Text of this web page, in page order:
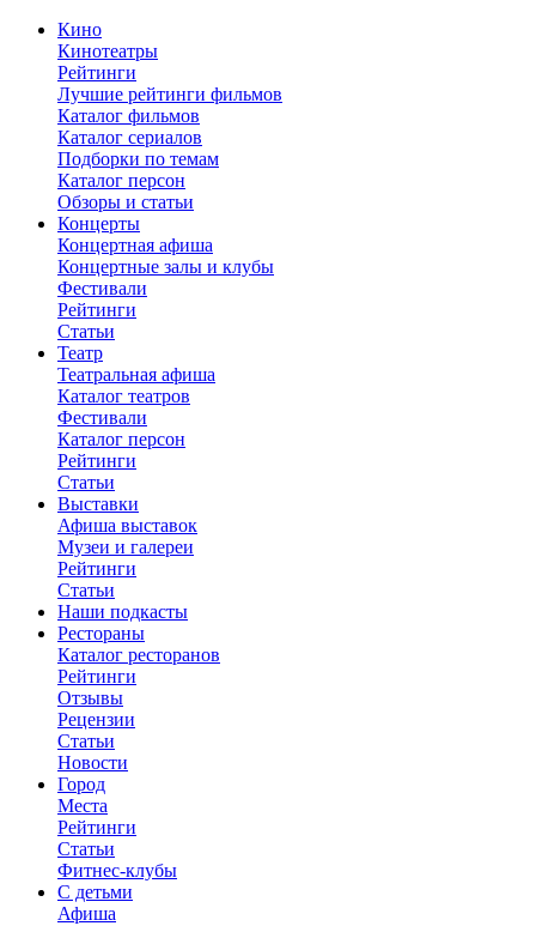
Кино
Кинотеатры
Рейтинги
Лучшие рейтинги фильмов
Каталог фильмов
Каталог сериалов
Подборки по темам
Каталог персон
Обзоры и статьи
Концерты
Концертная афиша
Концертные залы и клубы
Фестивали
Рейтинги
Статьи
Театр
Театральная афиша
Каталог театров
Фестивали
Каталог персон
Рейтинги
Статьи
Выставки
Афиша выставок
Музеи и галереи
Рейтинги
Статьи
Наши подкасты
Рестораны
Каталог ресторанов
Рейтинги
Отзывы
Рецензии
Статьи
Новости
Город
Места
Рейтинги
Статьи
Фитнес-клубы
С детьми
Афиша